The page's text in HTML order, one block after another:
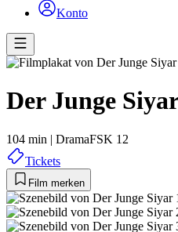
Konto
Der Junge
104 min | DramaFSK 12
Tickets
Film merken